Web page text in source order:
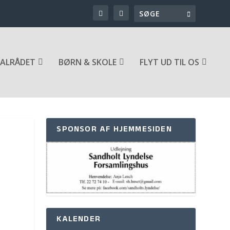
BØRN & SKOLE FLYT UD TIL OS
SPONSOR AF HJEMMESIDEN
KALENDER